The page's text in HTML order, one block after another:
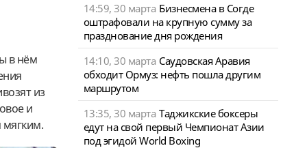
в нём
из
и
мягким.
14:59, 30 марта Бизнесмена в Согде
оштрафовали на крупную сумму за
празднование дня рождения
14:10, 30 марта Саудовская Аравия
обходит Ормуз: нефть пошла другим
маршрутом
13:35, 30 марта Таджикские боксеры
едут на свой первый Чемпионат Азии
под эгидой World Boxing